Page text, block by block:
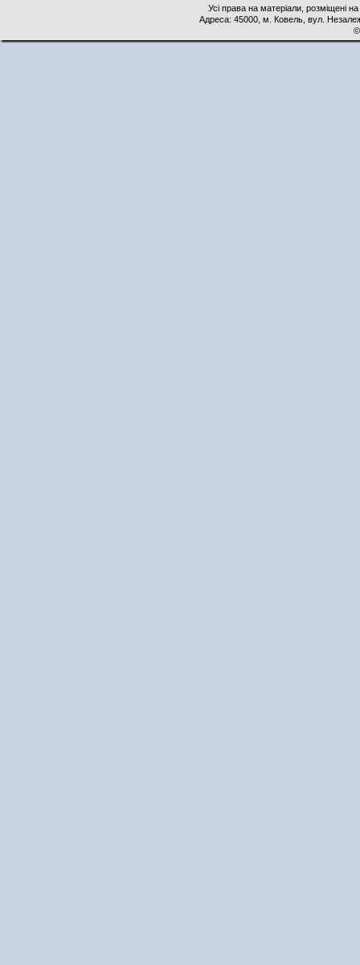
Усі права на матеріали, розміщені
Адреса: 45000, м. Ковель, вул.